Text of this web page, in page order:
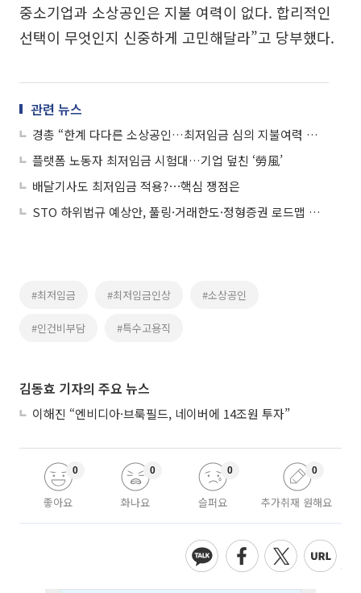
중소기업과 소상공인은 지불 여력이 없다. 합리적인
선택이 무엇인지 신중하게 고민해달라”고 당부했다.
관련 뉴스
경총 “한계 다다른 소상공인…최저임금 심의 지불여력 반영해야”
플랫폼 노동자 최저임금 시험대…기업 덮친 ‘勞風’
배달기사도 최저임금 적용?⋯핵심 쟁점은
STO 하위법규 예상안, 풀링·거래한도·정형증권 로드맵 제시
#최저임금 #최저임금인상 #소상공인
#인건비부담 #특수고용직
김동효 기자의 주요 뉴스
이해진 “엔비디아·브룩필드, 네이버에 14조원 투자”
좋아요
0
화나요
0
슬퍼요
0
추가취재 원해요
0